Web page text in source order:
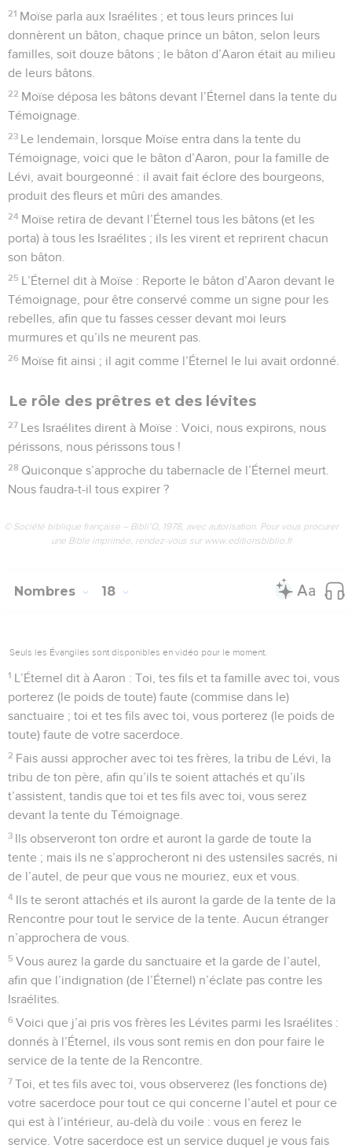
21 Moïse parla aux Israélites ; et tous leurs princes lui
donnèrent un bâton, chaque prince un bâton, selon leurs
familles, soit douze bâtons ; le bâton d’Aaron était au milieu
de leurs bâtons.
22 Moïse déposa les bâtons devant l’Éternel dans la tente du
Témoignage.
23 Le lendemain, lorsque Moïse entra dans la tente du
Témoignage, voici que le bâton d’Aaron, pour la famille de
Lévi, avait bourgeonné : il avait fait éclore des bourgeons,
produit des fleurs et mûri des amandes.
24 Moïse retira de devant l’Éternel tous les bâtons (et les
porta) à tous les Israélites ; ils les virent et reprirent chacun
son bâton.
25 L’Éternel dit à Moïse : Reporte le bâton d’Aaron devant le
Témoignage, pour être conservé comme un signe pour les
rebelles, afin que tu fasses cesser devant moi leurs
murmures et qu’ils ne meurent pas.
26 Moïse fit ainsi ; il agit comme l’Éternel le lui avait ordonné.
Le rôle des prêtres et des lévites
27 Les Israélites dirent à Moïse : Voici, nous expirons, nous
périssons, nous périssons tous !
28 Quiconque s’approche du tabernacle de l’Éternel meurt.
Nous faudra-t-il tous expirer ?
© Société biblique française – Bibli’O, 1978, avec autorisation. Pour vous procurer
une Bible imprimée, rendez-vous sur www.editionsbiblio.fr
Nombres 18
Seuls les Évangiles sont disponibles en vidéo pour le moment.
1 L’Éternel dit à Aaron : Toi, tes fils et ta famille avec toi, vous
porterez (le poids de toute) faute (commise dans le)
sanctuaire ; toi et tes fils avec toi, vous porterez (le poids de
toute) faute de votre sacerdoce.
2 Fais aussi approcher avec toi tes frères, la tribu de Lévi, la
tribu de ton père, afin qu’ils te soient attachés et qu’ils
t’assistent, tandis que toi et tes fils avec toi, vous serez
devant la tente du Témoignage.
3 Ils observeront ton ordre et auront la garde de toute la
tente ; mais ils ne s’approcheront ni des ustensiles sacrés, ni
de l’autel, de peur que vous ne mouriez, eux et vous.
4 Ils te seront attachés et ils auront la garde de la tente de la
Rencontre pour tout le service de la tente. Aucun étranger
n’approchera de vous.
5 Vous aurez la garde du sanctuaire et la garde de l’autel,
afin que l’indignation (de l’Éternel) n’éclate pas contre les
Israélites.
6 Voici que j’ai pris vos frères les Lévites parmi les Israélites :
donnés à l’Éternel, ils vous sont remis en don pour faire le
service de la tente de la Rencontre.
7 Toi, et tes fils avec toi, vous observerez (les fonctions de)
votre sacerdoce pour tout ce qui concerne l’autel et pour ce
qui est à l’intérieur, au-delà du voile : vous en ferez le
service. Votre sacerdoce est un service duquel je vous fais